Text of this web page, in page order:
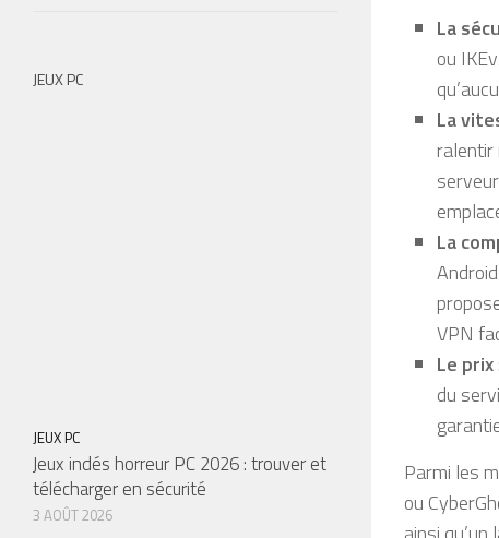
La
ou
La
ralentir
La
VPN
Le prix
du
Parmi les
ou
JEUX PC
JEUX PC
Jeux indés horreur PC 2026 : trouver et
télécharger en sécurité
3 AOÛT 2026